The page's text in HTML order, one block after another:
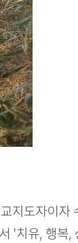
지도자이자
'치유, 행복,